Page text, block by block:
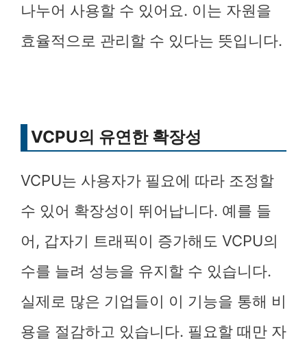
나누어 사용할 수 있어요. 이는 자원을
효율적으로 관리할 수 있다는 뜻입니다.
VCPU의 유연한 확장성
VCPU는 사용자가 필요에 따라 조정할
수 있어 확장성이 뛰어납니다. 예를 들
어, 갑자기 트래픽이 증가해도 VCPU의
수를 늘려 성능을 유지할 수 있습니다.
실제로 많은 기업들이 이 기능을 통해 비
용을 절감하고 있습니다. 필요할 때만 자